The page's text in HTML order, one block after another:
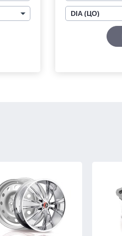
DIA (ЦО)